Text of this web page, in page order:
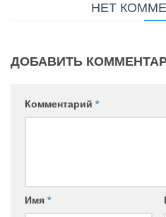
НЕТ
ДОБАВИТЬ
Комментарий *
Имя *